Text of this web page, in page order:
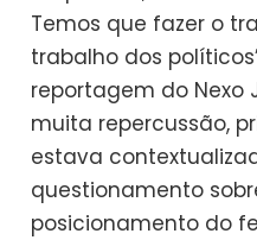
Temos que fazer o
trabalho dos
reportagem do Nexo
muita repercussão,
estava
questionamento
posicionamento do